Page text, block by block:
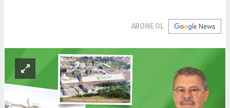
ABONE OL